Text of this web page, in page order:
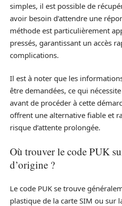
simples, il est possible de
avoir besoin d’attendre une
méthode est particulièrement
pressés, garantissant un accès
complications.
Il est à noter que les
être demandées, ce qui
avant de procéder à cette
offrent une alternative fiable et
risque d’attente prolongée.
Où trouver le code PUK
d’origine ?
Le code PUK se trouve
plastique de la carte SIM ou sur